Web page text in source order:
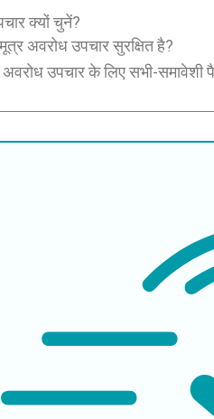
क्यों चुनें?
अवरोध उपचार सुरक्षित है?
अवरोध उपचार के लिए सभी-